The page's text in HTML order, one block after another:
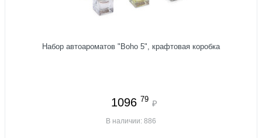
Набор автоароматов "Boho 5", крафтовая коробка
1096 79 ₽
В наличии: 886